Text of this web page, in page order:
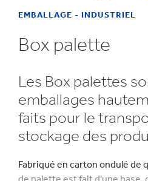
EMBALLAGE - INDUSTRIEL
Box palette
Les Box palettes
emballages
faits pour le
stockage des
Fabriqué en carton ondulé de